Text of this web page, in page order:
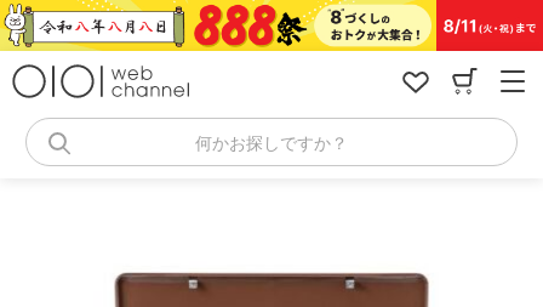
コ
ン
何かお探しですか？